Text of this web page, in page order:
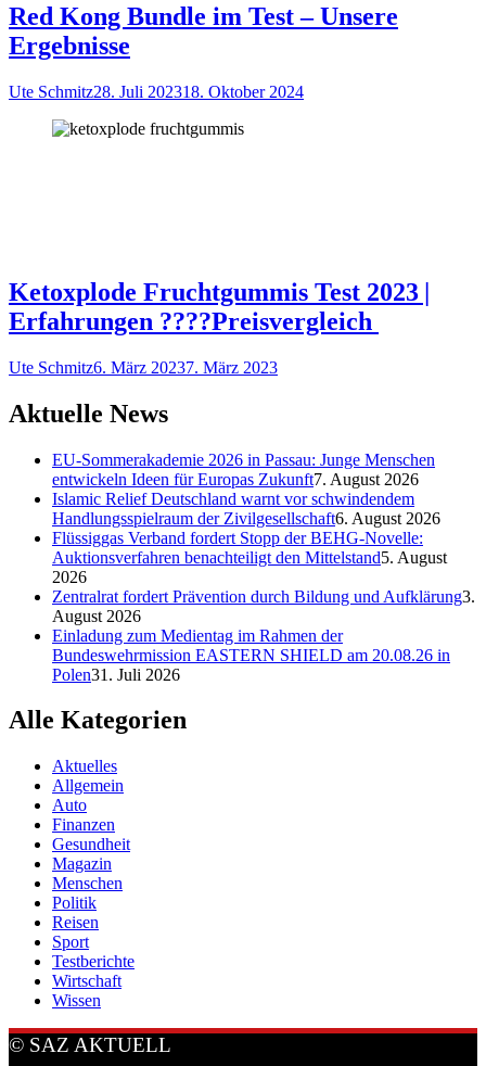
Red Kong Bundle im Test – Unsere
Ergebnisse
Ute Schmitz28. Juli 202318. Oktober 2024
Ketoxplode Fruchtgummis Test 2023 |
Erfahrungen ????Preisvergleich
Ute Schmitz6. März 20237. März 2023
Aktuelle News
EU-Sommerakademie 2026 in Passau: Junge Menschen
entwickeln Ideen für Europas Zukunft7. August 2026
Islamic Relief Deutschland warnt vor schwindendem
Handlungsspielraum der Zivilgesellschaft6. August 2026
Flüssiggas Verband fordert Stopp der BEHG-Novelle:
Auktionsverfahren benachteiligt den Mittelstand5. August
2026
Zentralrat fordert Prävention durch Bildung und Aufklärung3.
August 2026
Einladung zum Medientag im Rahmen der
Bundeswehrmission EASTERN SHIELD am 20.08.26 in
Polen31. Juli 2026
Alle Kategorien
Aktuelles
Allgemein
Auto
Finanzen
Gesundheit
Magazin
Menschen
Politik
Reisen
Sport
Testberichte
Wirtschaft
Wissen
© SAZ AKTUELL